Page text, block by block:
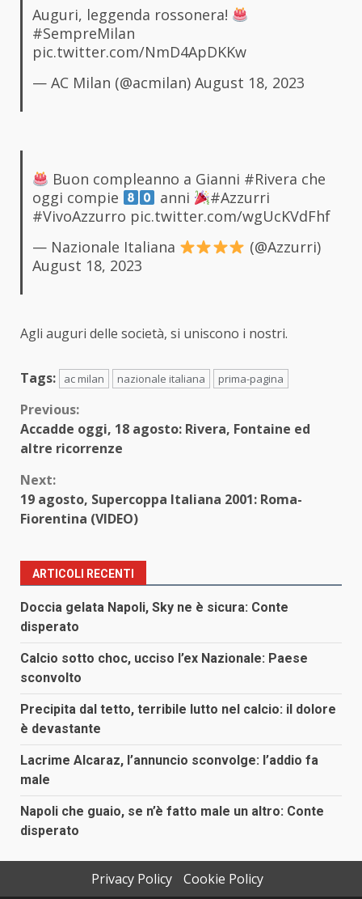
Auguri, leggenda rossonera!
#SempreMilan
pic.twitter.com/NmD4ApDKKw
— AC Milan (@acmilan) August 18, 2023
Buon compleanno a Gianni #Rivera che
oggi compie
anni
#Azzurri
#VivoAzzurro pic.twitter.com/wgUcKVdFhf
— Nazionale Italiana
(@Azzurri)
August 18, 2023
Agli auguri delle società, si uniscono i nostri.
Tags: ac milan nazionale italiana prima-pagina
Continue
Reading
Previous:
Accadde oggi, 18 agosto: Rivera, Fontaine ed
altre ricorrenze
Next:
19 agosto, Supercoppa Italiana 2001: Roma-
Fiorentina (VIDEO)
ARTICOLI RECENTI
Doccia gelata Napoli, Sky ne è sicura: Conte
disperato
Calcio sotto choc, ucciso l’ex Nazionale: Paese
sconvolto
Precipita dal tetto, terribile lutto nel calcio: il dolore
è devastante
Lacrime Alcaraz, l’annuncio sconvolge: l’addio fa
male
Napoli che guaio, se n’è fatto male un altro: Conte
disperato
Privacy Policy Cookie Policy